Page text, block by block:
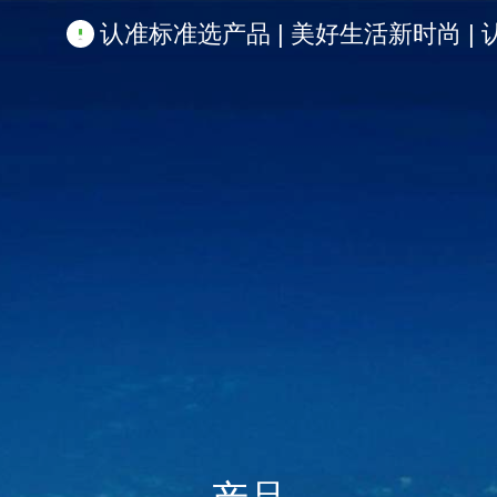
认准标准选产品 | 美好生活新时尚 |